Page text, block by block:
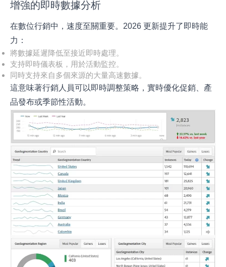
增強的即時數據分析
在數位行銷中，速度至關重要。2026 更新提升了即時能
力：
將數據延遲降低至接近即時處理。
支持即時儀表板，用於活動監控。
同時支持來自多個來源的大量高速數據。
這意味著行銷人員可以即時調整策略，實時優化促銷、產
品發布或季節性活動。